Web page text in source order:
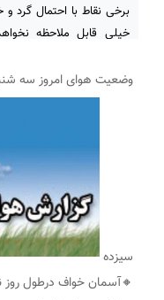
برخی نقاط با احتمال گرد و
خیلی قابل ملاحظه
وضعیت هوای امروز سه شنبه ۹۸/
سیزده
🔸آسمان خواف درطول روز